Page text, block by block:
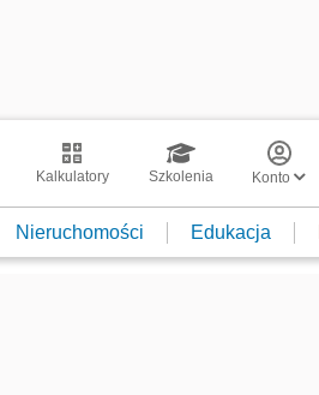
Kalkulatory Szkolenia Konto
Nieruchomości Edukacja